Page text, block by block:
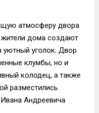
атмосферу двора.
жители дома создают
уютный уголок. Двор
клумбы, но и
колодец, а также
разместились
Андреевича